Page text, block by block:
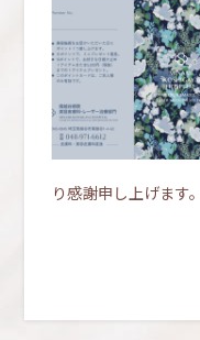
り感謝申し上げま